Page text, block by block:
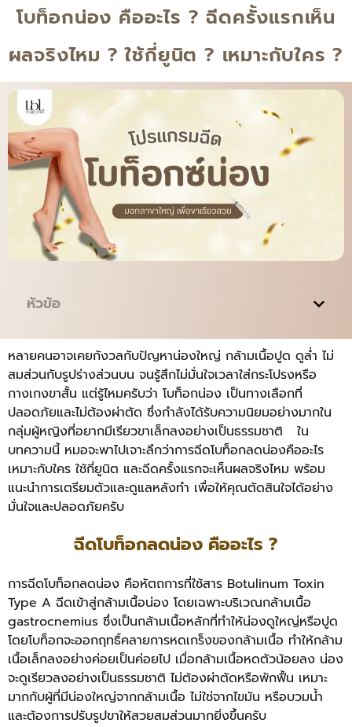
โบท็อกน่อง คืออะไร ? ฉีดครั้งแรกเห็น
ผลจริงไหม ? ใช้กี่ยูนิต ? เหมาะกับใคร ?
หัวข้อ
หลายคนอาจเคยกังวลกับปัญหาน่องใหญ่ กล้ามเนื้อปูด ดูล่ำ ไม่
สมส่วนกับรูปร่างส่วนบน จนรู้สึกไม่มั่นใจเวลาใส่กระโปรงหรือ
กางเกงขาสั้น แต่รู้ไหมครับว่า โบท็อกน่อง เป็นทางเลือกที่
ปลอดภัยและไม่ต้องผ่าตัด ซึ่งกำลังได้รับความนิยมอย่างมากใน
กลุ่มผู้หญิงที่อยากมีเรียวขาเล็กลงอย่างเป็นธรรมชาติ ใน
บทความนี้ หมอจะพาไปเจาะลึกว่าการฉีดโบท็อกลดน่องคืออะไร
เหมาะกับใคร ใช้กี่ยูนิต และฉีดครั้งแรกจะเห็นผลจริงไหม พร้อม
แนะนำการเตรียมตัวและดูแลหลังทำ เพื่อให้คุณตัดสินใจได้อย่าง
มั่นใจและปลอดภัยครับ
ฉีดโบท็อกลดน่อง คืออะไร ?
การฉีดโบท็อกลดน่อง คือหัตถการที่ใช้สาร Botulinum Toxin
Type A ฉีดเข้าสู่กล้ามเนื้อน่อง โดยเฉพาะบริเวณกล้ามเนื้อ
gastrocnemius ซึ่งเป็นกล้ามเนื้อหลักที่ทำให้น่องดูใหญ่หรือปูด
โดยโบท็อกจะออกฤทธิ์คลายการหดเกร็งของกล้ามเนื้อ ทำให้กล้าม
เนื้อเล็กลงอย่างค่อยเป็นค่อยไป เมื่อกล้ามเนื้อหดตัวน้อยลง น่อง
จะดูเรียวลงอย่างเป็นธรรมชาติ ไม่ต้องผ่าตัดหรือพักฟื้น เหมาะ
มากกับผู้ที่มีน่องใหญ่จากกล้ามเนื้อ ไม่ใช่จากไขมัน หรือบวมน้ำ
และต้องการปรับรูปขาให้สวยสมส่วนมากยิ่งขึ้นครับ